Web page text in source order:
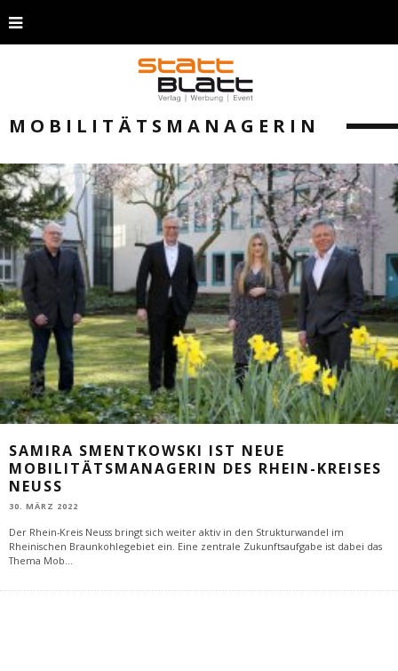
MOBILITÄTSMANAGERIN
SAMIRA SMENTKOWSKI IST NEUE
MOBILITÄTSMANAGERIN DES RHEIN-KREISES
NEUSS
30. MÄRZ 2022
Der Rhein-Kreis Neuss bringt sich weiter aktiv in den Strukturwandel im
Rheinischen Braunkohlegebiet ein. Eine zentrale Zukunftsaufgabe ist dabei das
Thema Mob...